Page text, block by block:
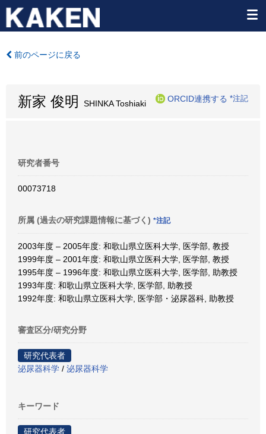
前のページに戻る
新家 俊明 SHINKA Toshiaki
ORCID連携する *注記
研究者番号
00073718
所属 (過去の研究課題情報に基づく) *注記
2003年度 – 2005年度: 和歌山県立医科大学, 医学部, 教授
1999年度 – 2001年度: 和歌山県立医科大学, 医学部, 教授
1995年度 – 1996年度: 和歌山県立医科大学, 医学部, 助教授
1993年度: 和歌山県立医科大学, 医学部, 助教授
1992年度: 和歌山県立医科大学, 医学部・泌尿器科, 助教授
審査区分/研究分野
研究代表者
泌尿器科学 / 泌尿器科学
キーワード
研究代表者